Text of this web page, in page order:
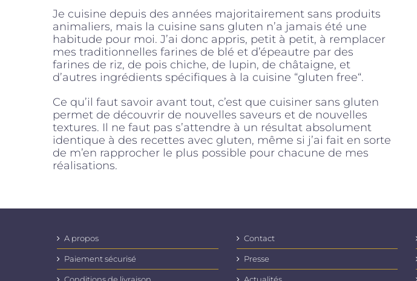
Je cuisine depuis des années majoritairement sans produits
animaliers, mais la cuisine sans gluten n’a jamais été une
habitude pour moi. J’ai donc appris, petit à petit, à remplacer
mes traditionnelles farines de blé et d’épeautre par des
farines de riz, de pois chiche, de lupin, de châtaigne, et
d’autres ingrédients spécifiques à la cuisine “gluten free“.
Ce qu’il faut savoir avant tout, c’est que cuisiner sans gluten
permet de découvrir de nouvelles saveurs et de nouvelles
textures. Il ne faut pas s’attendre à un résultat absolument
identique à des recettes avec gluten, même si j’ai fait en sorte
de m’en rapprocher le plus possible pour chacune de mes
réalisations.
A propos
Paiement sécurisé
Contact
Presse